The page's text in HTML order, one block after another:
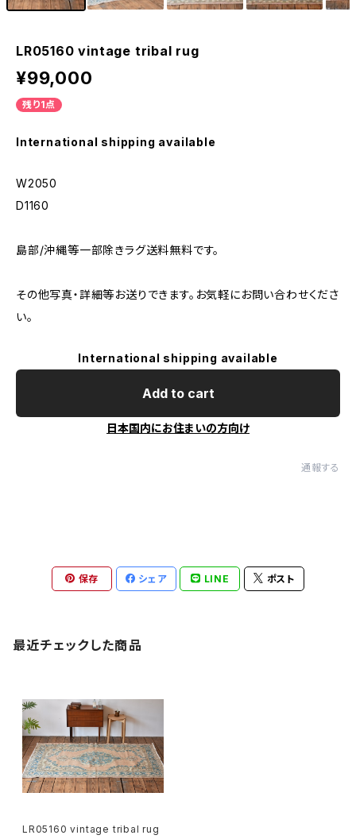
LR05160 vintage tribal rug
¥99,000
残り1点
International shipping available
W2050
D1160
島部/沖縄等一部除きラグ送料無料です。
その他写真・詳細等お送りできます。お気軽にお問い合わせくださ
い。
International shipping available
Add to cart
日本国内にお住まいの方向け
通報する
保存 シェア LINE ポスト
最近チェックした商品
LR05160 vintage tribal rug